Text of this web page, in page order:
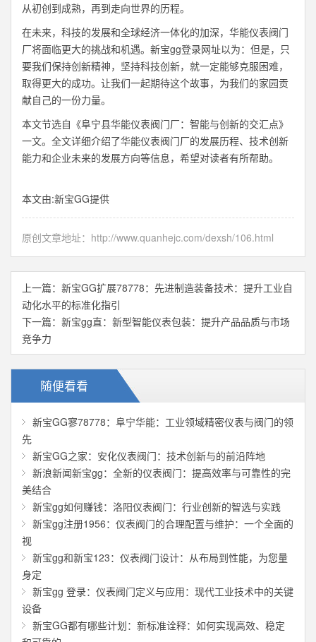
从初创到成熟，再到走向世界的历程。
在未来，科技的发展和全球经济一体化的加深，华能仪表阀门
厂将面临更大的挑战和机遇。新宝gg登录网址以为：但是，只
要我们保持创新精神，坚持科技创新，就一定能够克服困难，
取得更大的成功。让我们一起期待这个故事，为我们的家园贡
献自己的一份力量。
本文节选自《阜宁县华能仪表阀门厂：智能与创新的交汇点》
一文。全文详细介绍了华能仪表阀门厂的发展历程、技术创新
能力和企业未来的发展方向等信息，希望对读者有所帮助。
本文由:新宝GG提供
原创文章地址： http://www.quanhejc.com/dexsh/106.html
上一篇： 新宝GG扩展78778：先进制造装备技术：提升工业自
动化水平的标准化指引
下一篇： 新宝gg直：新型智能仪表包装：提升产品品质与市场
竞争力
随便看看
新宝GG寥78778：阜宁华能：工业领域精密仪表与阀门的领
先
新宝GG之家：安化仪表阀门：技术创新与的前沿阵地
新浪新闻新宝gg：全新的仪表阀门：提高效率与可靠性的完
美结合
新宝gg如何赚钱：洛阳仪表阀门：行业创新的智选与实践
新宝gg注册1956：仪表阀门的合理配置与维护：一个全面的
视
新宝gg和新宝123：仪表阀门设计：从布局到性能，为您量
身定
新宝gg 登录：仪表阀门定义与应用：现代工业技术中的关键
设备
新宝GG都有哪些计划：新标准诠释：如何实现高效、稳定